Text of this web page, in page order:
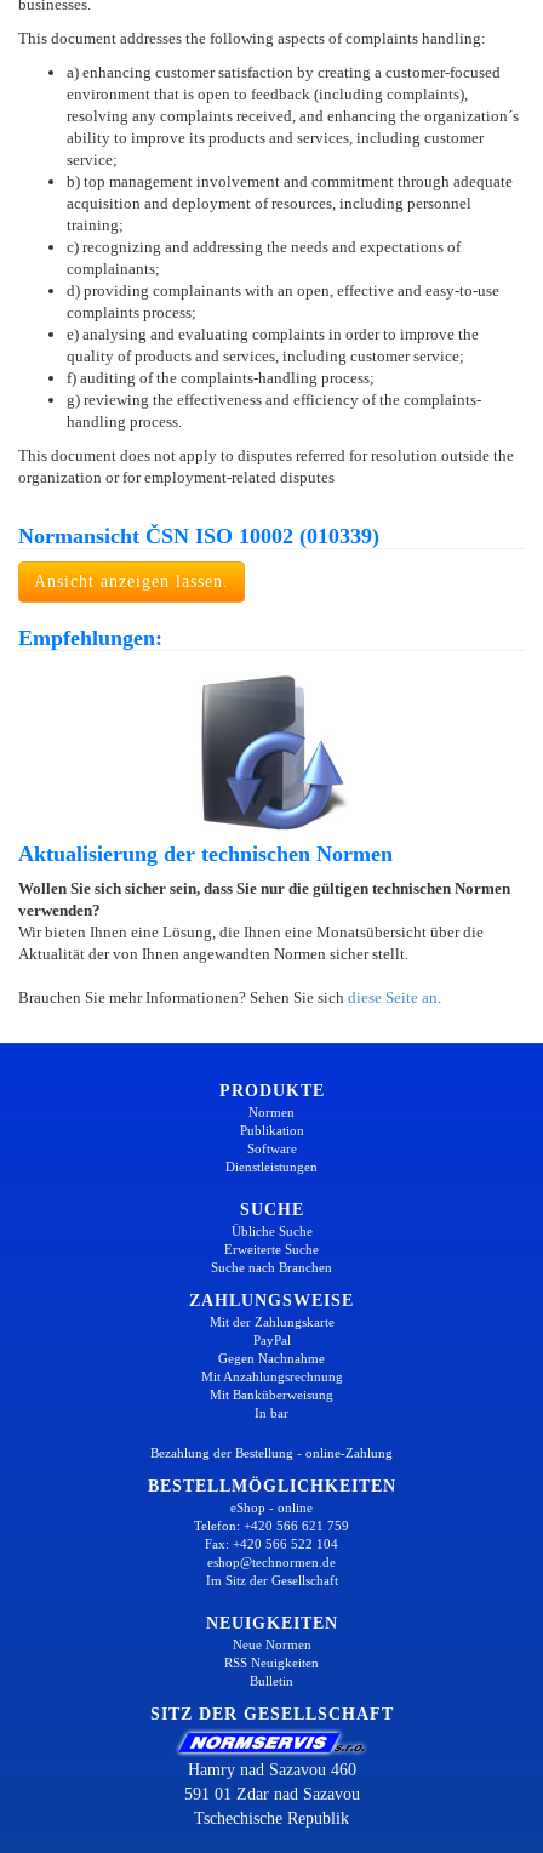
businesses.
This document addresses the following aspects of complaints handling:
a) enhancing customer satisfaction by creating a customer-focused
environment that is open to feedback (including complaints),
resolving any complaints received, and enhancing the organization´s
ability to improve its products and services, including customer
service;
b) top management involvement and commitment through adequate
acquisition and deployment of resources, including personnel
training;
c) recognizing and addressing the needs and expectations of
complainants;
d) providing complainants with an open, effective and easy-to-use
complaints process;
e) analysing and evaluating complaints in order to improve the
quality of products and services, including customer service;
f) auditing of the complaints-handling process;
g) reviewing the effectiveness and efficiency of the complaints-
handling process.
This document does not apply to disputes referred for resolution outside the
organization or for employment-related disputes
Normansicht ČSN ISO 10002 (010339)
Ansicht anzeigen lassen.
Empfehlungen:
Aktualisierung der technischen Normen
Wollen Sie sich sicher sein, dass Sie nur die gültigen technischen Normen
verwenden?
Wir bieten Ihnen eine Lösung, die Ihnen eine Monatsübersicht über die
Aktualität der von Ihnen angewandten Normen sicher stellt.
Brauchen Sie mehr Informationen? Sehen Sie sich diese Seite an
PRODUKTE
Normen
Publikation
Software
Dienstleistungen
SUCHE
Übliche Suche
Erweiterte Suche
Suche nach Branchen
ZAHLUNGSWEISE
Mit der Zahlungskarte
PayPal
Gegen Nachnahme
Mit Anzahlungsrechnung
Mit Banküberweisung
In bar
Bezahlung der Bestellung - online-Zahlung
BESTELLMÖGLICHKEITEN
eShop - online
Telefon: +420 566 621 759
Fax: +420 566 522 104
eshop@technormen.de
Im Sitz der Gesellschaft
NEUIGKEITEN
Neue Normen
RSS Neuigkeiten
Bulletin
SITZ DER GESELLSCHAFT
Hamry nad Sazavou 460
591 01 Zdar nad Sazavou
Tschechische Republik